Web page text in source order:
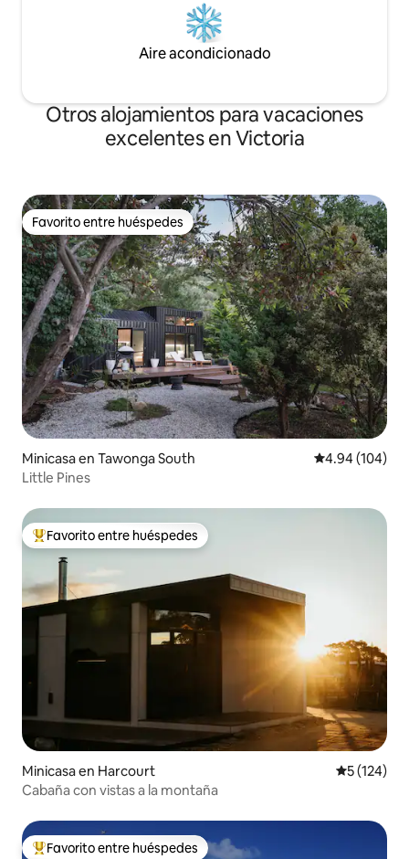
Aire acondicionado
Otros alojamientos para vacaciones
excelentes en Victoria
Favorito entre huéspedes
Favorito entre huéspedes
Minicasa en Tawonga South Calificación
4.94 (104)
Little Pines
Favorito entre huéspedes preferido
Favorito entre huéspedes
Minicasa en Harcourt
5 (124)
Cabaña con vistas a la montaña
Favorito entre huéspedes